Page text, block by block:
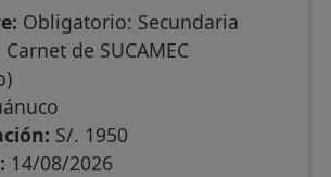
Obligatorio: Secundaria
de SUCAMEC
S/. 1950
14/08/2026